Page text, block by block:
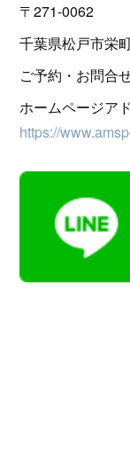
〒271-0062
千葉県松戸市栄
ご予約・お問合
ホームページ
https://